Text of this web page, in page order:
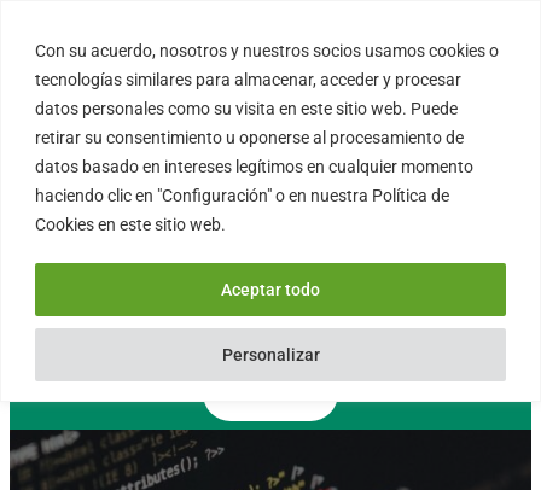
Con su acuerdo, nosotros y nuestros socios usamos cookies o
tecnologías similares para almacenar, acceder y procesar
datos personales como su visita en este sitio web. Puede
retirar su consentimiento u oponerse al procesamiento de
datos basado en intereses legítimos en cualquier momento
haciendo clic en "Configuración" o en nuestra Política de
Cookies en este sitio web.
Personalizar
Aceptar todo
contenido
FORTINUX.COM
08004 – Barcelona
Cataluña – España
info@fortinux.com
0034 – 644 79 25 79
Lun – Vie 9:00 AM a 6:00PM